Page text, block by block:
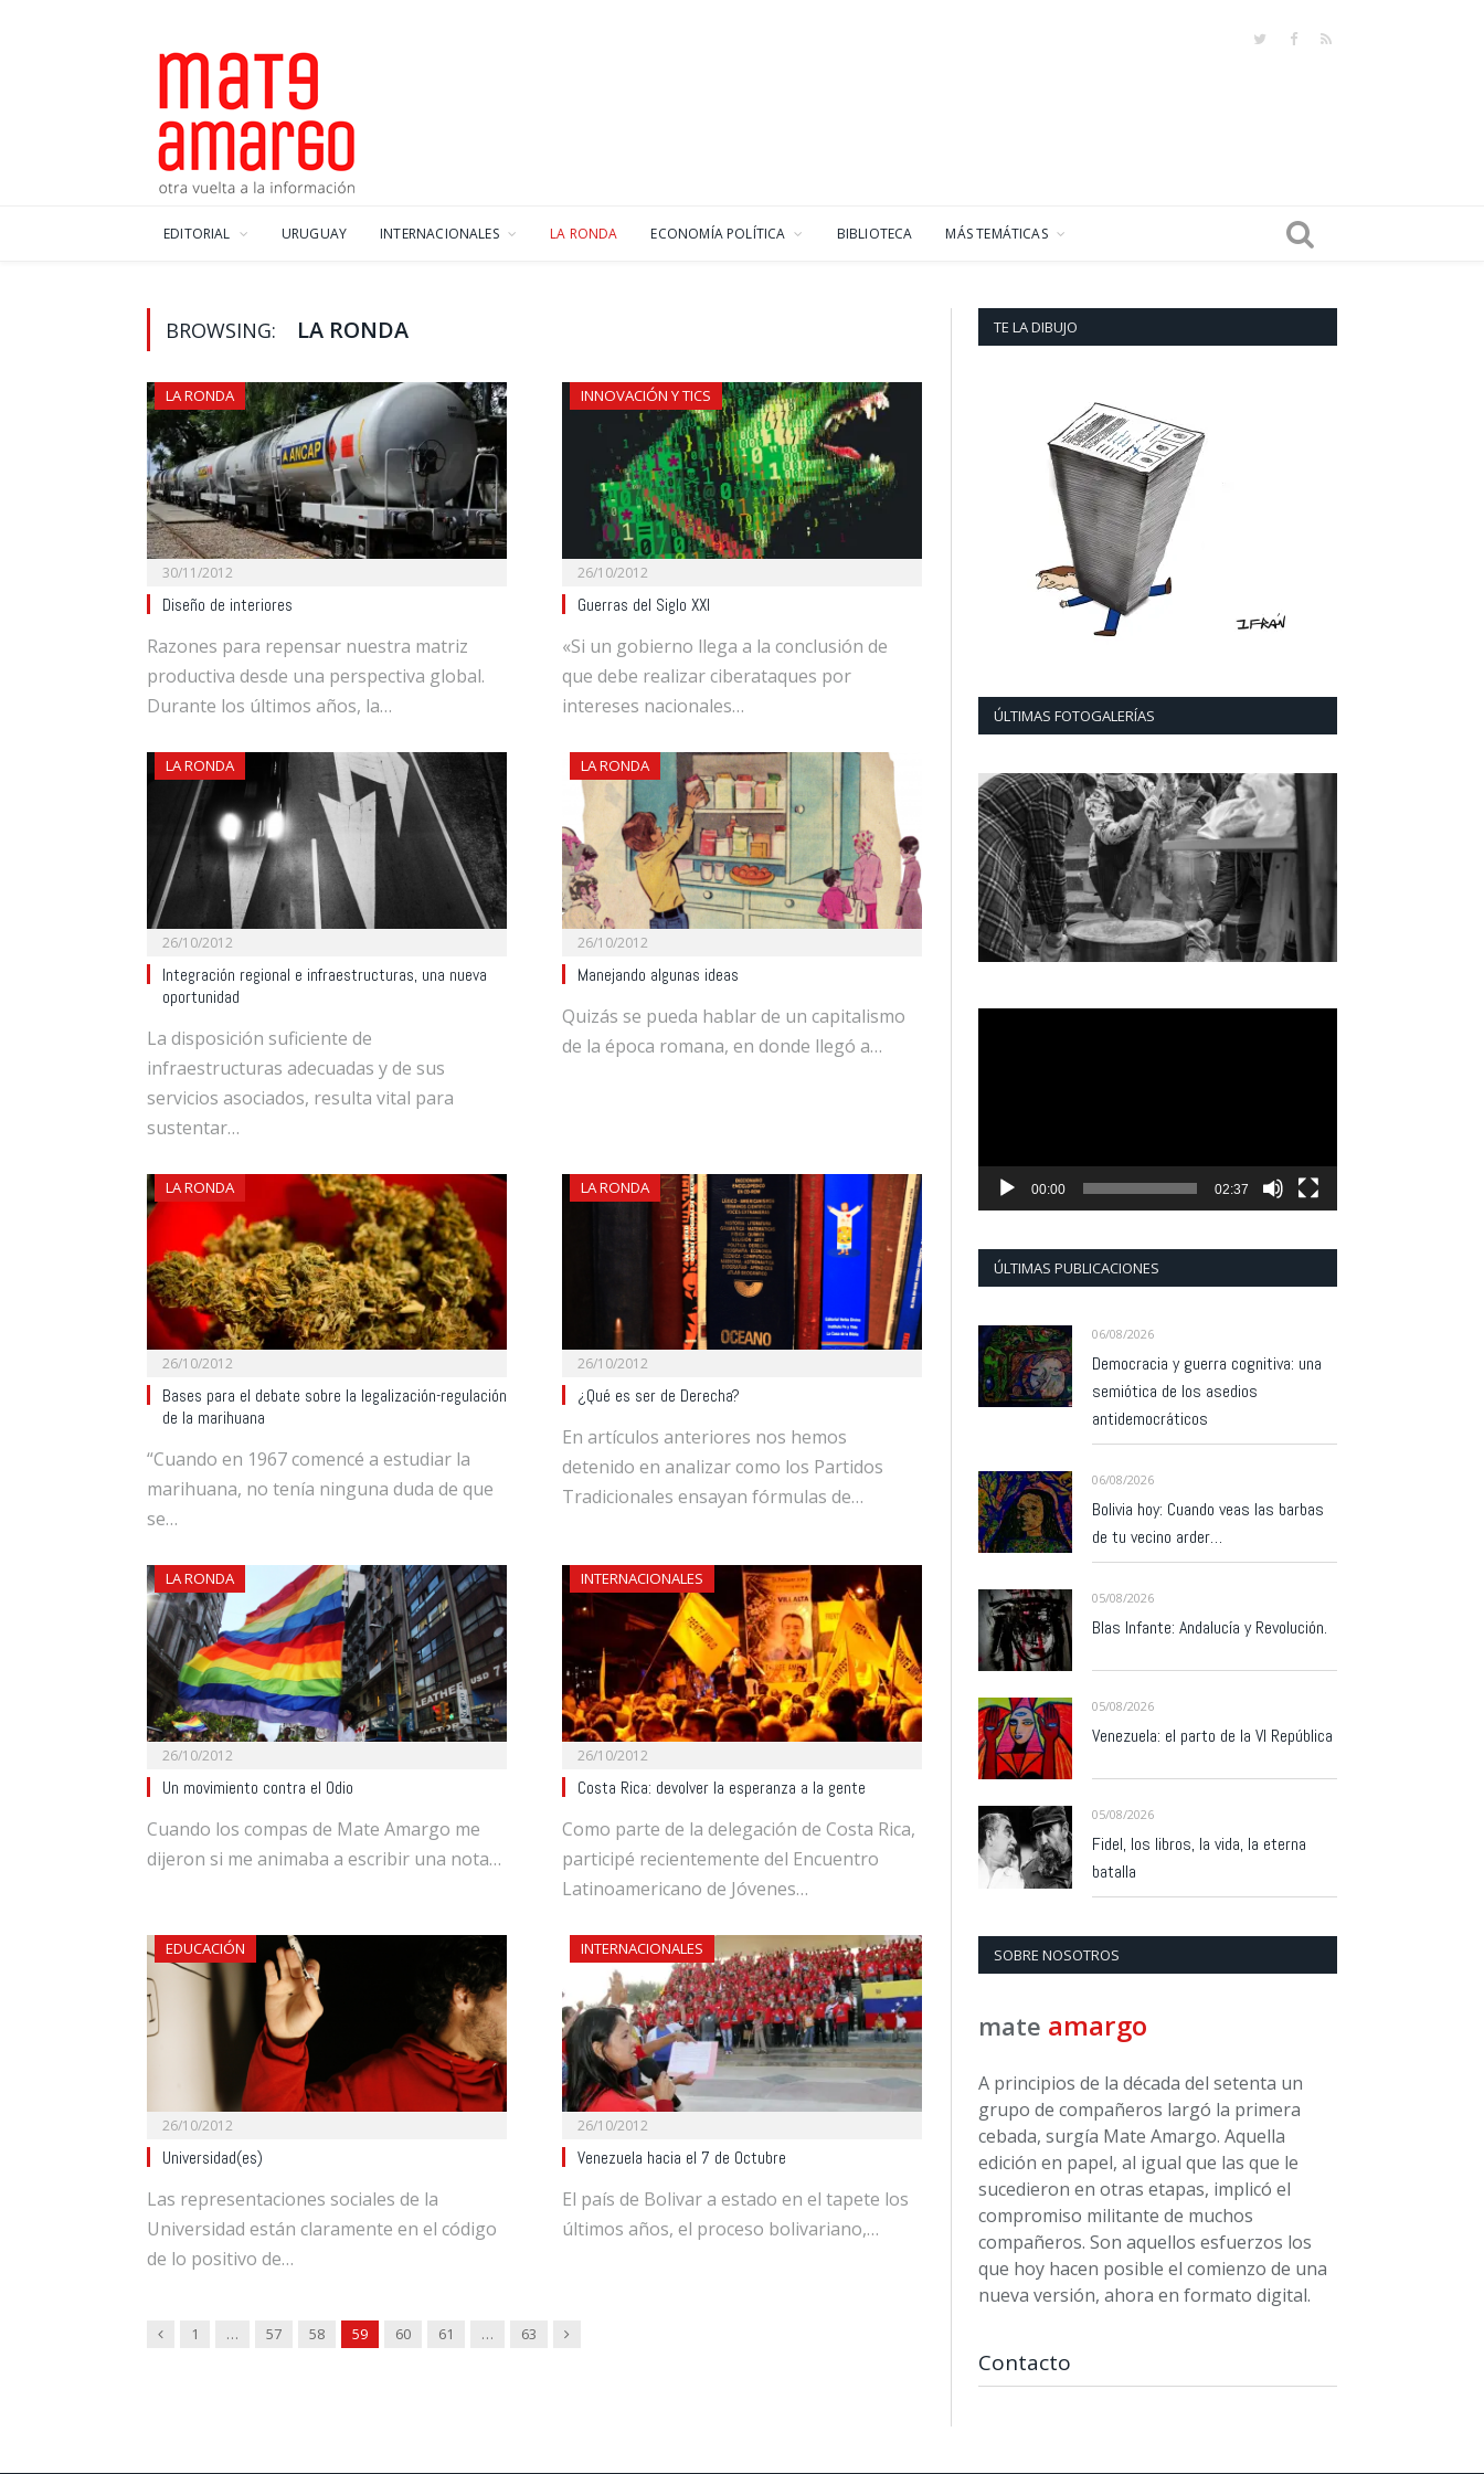
TwitterFacebook
RSS
EDITORIAL URUGUAY INTERNACIONALES LA RONDA ECONOMÍA POLÍTICA BIBLIOTECA MÁS TEMÁTICAS
BROWSING: LA RONDA
LA RONDA
30/11/2012
Diseño de interiores
Razones para repensar nuestra matriz
productiva desde una perspectiva global.
Durante los últimos años, la…
INNOVACIÓN Y TICS
26/10/2012
Guerras del Siglo XXI
«Si un gobierno llega a la conclusión de
que debe realizar ciberataques por
intereses nacionales…
LA RONDA
26/10/2012
Integración regional e infraestructuras, una nueva
oportunidad
La disposición suficiente de
infraestructuras adecuadas y de sus
servicios asociados, resulta vital para
sustentar…
LA RONDA
26/10/2012
Manejando algunas ideas
Quizás se pueda hablar de un capitalismo
de la época romana, en donde llegó a…
LA RONDA
26/10/2012
Bases para el debate sobre la legalización-regulación
de la marihuana
“Cuando en 1967 comencé a estudiar la
marihuana, no tenía ninguna duda de que
se…
LA RONDA
26/10/2012
¿Qué es ser de Derecha?
En artículos anteriores nos hemos
detenido en analizar como los Partidos
Tradicionales ensayan fórmulas de…
LA RONDA
26/10/2012
Un movimiento contra el Odio
Cuando los compas de Mate Amargo me
dijeron si me animaba a escribir una nota…
INTERNACIONALES
26/10/2012
Costa Rica: devolver la esperanza a la gente
Como parte de la delegación de Costa Rica,
participé recientemente del Encuentro
Latinoamericano de Jóvenes…
EDUCACIÓN
26/10/2012
Universidad(es)
Las representaciones sociales de la
Universidad están claramente en el código
de lo positivo de…
INTERNACIONALES
26/10/2012
Venezuela hacia el 7 de Octubre
El país de Bolivar a estado en el tapete los
últimos años, el proceso bolivariano,…
Previous
1 … 57 58 59 60 61 … 63 Next
TE LA DIBUJO
ÚLTIMAS FOTOGALERÍAS
00:00 02:37
ÚLTIMAS PUBLICACIONES
06/08/2026
Democracia y guerra cognitiva: una
semiótica de los asedios
antidemocráticos
06/08/2026
Bolivia hoy: Cuando veas las barbas
de tu vecino arder…
05/08/2026
Blas Infante: Andalucía y Revolución.
05/08/2026
Venezuela: el parto de la VI República
05/08/2026
Fidel, los libros, la vida, la eterna
batalla
SOBRE NOSOTROS
mate amargo
A principios de la década del setenta un
grupo de compañeros largó la primera
cebada, surgía Mate Amargo. Aquella
edición en papel, al igual que las que le
sucedieron en otras etapas, implicó el
compromiso militante de muchos
compañeros. Son aquellos esfuerzos los
que hoy hacen posible el comienzo de una
nueva versión, ahora en formato digital.
Contacto